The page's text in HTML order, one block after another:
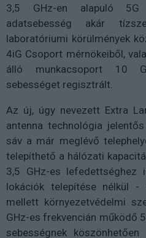
3,5 GHz-en alapuló 5G
adatsebesség akár
laboratóriumi körülmények
4iG Csoport mérnökeiből,
álló munkacsoport 10
sebességet regisztrált.
Az új, úgy nevezett Extra
antenna technológia
sáv a már meglévő
telepíthető a hálózati
3,5 GHz-es lefedettséghez
lokációk telepítése nélkül -
mellett környezetvédelmi
GHz-es frekvencián működő
sebességnek